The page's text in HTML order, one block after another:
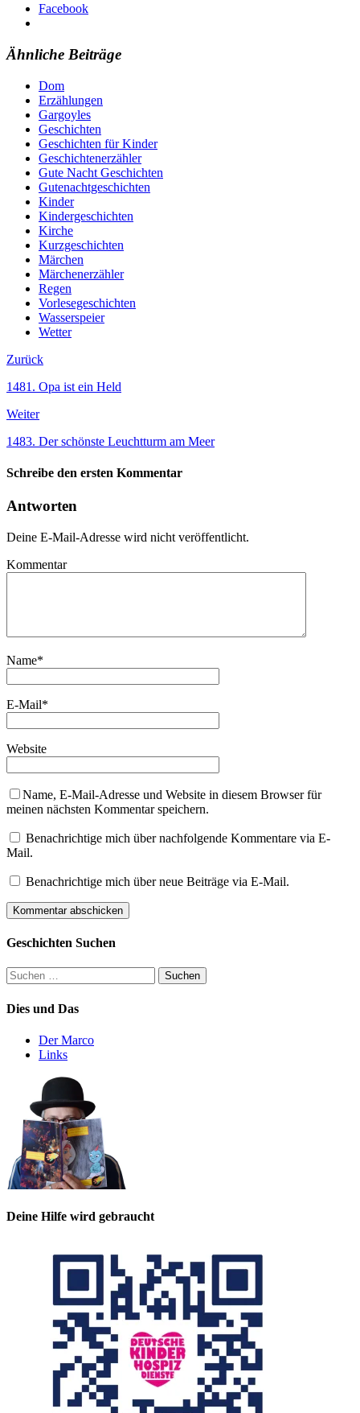
Facebook
Ähnliche Beiträge
Dom
Erzählungen
Gargoyles
Geschichten
Geschichten für Kinder
Geschichtenerzähler
Gute Nacht Geschichten
Gutenachtgeschichten
Kinder
Kindergeschichten
Kirche
Kurzgeschichten
Märchen
Märchenerzähler
Regen
Vorlesegeschichten
Wasserspeier
Wetter
Zurück
1481. Opa ist ein Held
Weiter
1483. Der schönste Leuchtturm am Meer
Schreibe den ersten Kommentar
Antworten
Deine E-Mail-Adresse wird nicht veröffentlicht.
Kommentar
Name*
E-Mail*
Website
Name, E-Mail-Adresse und Website in diesem Browser für
meinen nächsten Kommentar speichern.
Benachrichtige mich über nachfolgende Kommentare via E-
Mail.
Benachrichtige mich über neue Beiträge via E-Mail.
Geschichten Suchen
Suchen
nach:
Dies und Das
Der Marco
Links
Deine Hilfe wird gebraucht